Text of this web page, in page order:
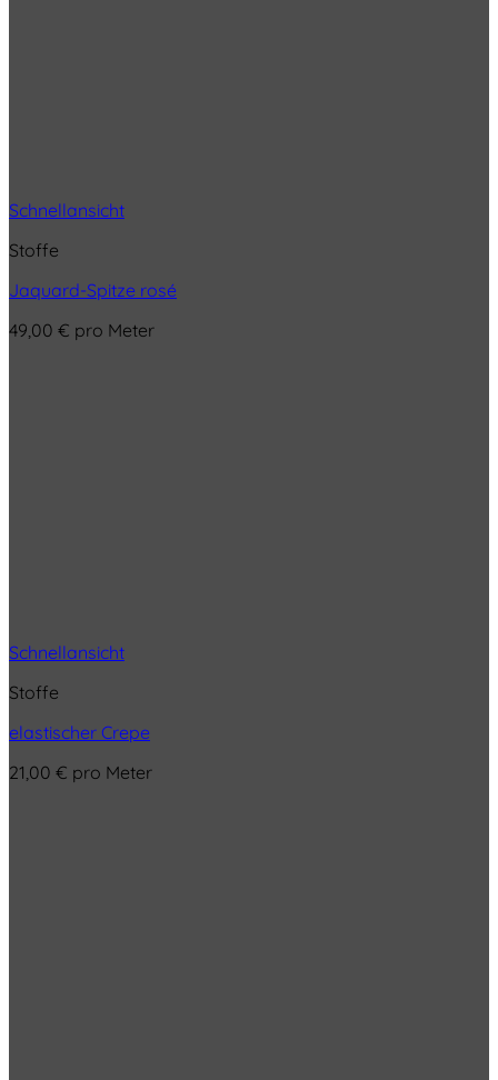
Schnellansicht
Stoffe
Jaquard-Spitze rosé
49,00 € pro Meter
Schnellansicht
Stoffe
elastischer Crepe
21,00 € pro Meter